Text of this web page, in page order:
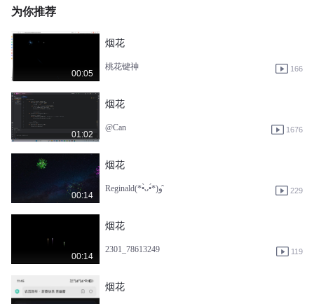
为你推荐
00:05
烟花
桃花键神 166
01:02
烟花
@Can 1676
00:14
烟花
Reginald(*•̀ᴗ•́*)و ̑ 229
00:14
烟花
2301_78613249 119
烟花